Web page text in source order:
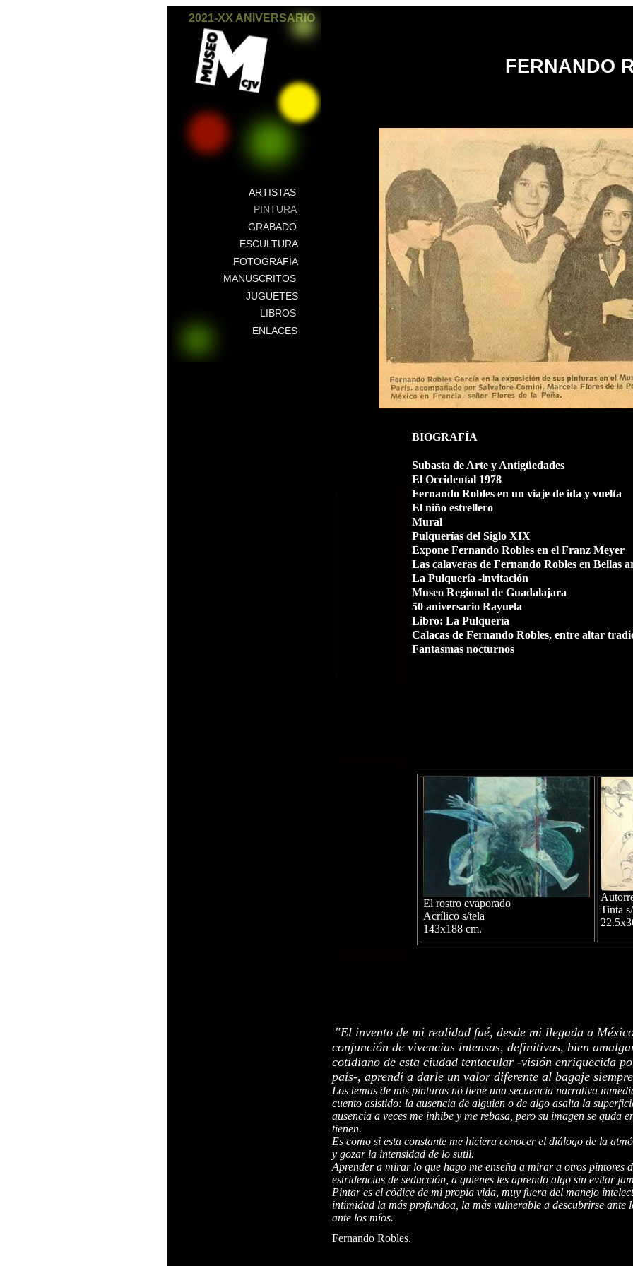
2021-XX ANIVERSARIO
ARTISTAS
PINTURA
GRABADO
ESCULTURA
FOTOGRAFÍA
MANUSCRITOS
JUGUETES
LIBROS
ENLACES
FERNANDO
BIOGRAFÍA
Subasta de Arte y Antigüedades
El Occidental 1978
Fernando Robles en un viaje de ida y vuelta
El niño estrellero
Mural
Pulquerías del Siglo XIX
Expone Fernando Robles en el Franz Meyer
Las calaveras de Fernando Robles en Bellas
La Pulquería -invitación
Museo Regional de Guadalajara
50 aniversario Rayuela
Libro: La Pulquería
Calacas de Fernando Robles, entre altar
Fantasmas nocturnos
El rostro evaporado
Acrílico s/tela
143x188 cm.
Tinta
"El invento de mi realidad fué, desde mi llegada a
conjunción de vivencias intensas, definitivas, bien
cotidiano de esta ciudad tentacular -visión enriquecida
país-, aprendí a darle un valor diferente al bagaje
Los temas de mis pinturas no tiene una secuencia narrativa
cuento asistido: la ausencia de alguien o de algo asalta la
ausencia a veces me inhibe y me rebasa, pero su imagen se quda
tienen.
Es como si esta constante me hiciera conocer el diálogo de la
y gozar la intensidad de lo sutil.
Aprender a mirar lo que hago me enseña a mirar a otros pintores
estridencias de seducción, a quienes les aprendo algo sin evitar
Pintar es el códice de mi propia vida, muy fuera del manejo
intimidad la más profundoa, la más vulnerable a descubrirse ante
ante los míos.
Fernando Robles.